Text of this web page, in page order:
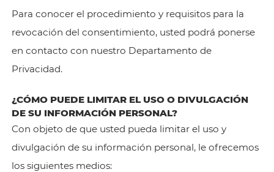
Para conocer el procedimiento y requisitos para la
revocación del consentimiento, usted podrá ponerse
en contacto con nuestro Departamento de
Privacidad.
¿CÓMO PUEDE LIMITAR EL USO O DIVULGACIÓN
DE SU INFORMACIÓN PERSONAL?
Con objeto de que usted pueda limitar el uso y
divulgación de su información personal, le ofrecemos
los siguientes medios: